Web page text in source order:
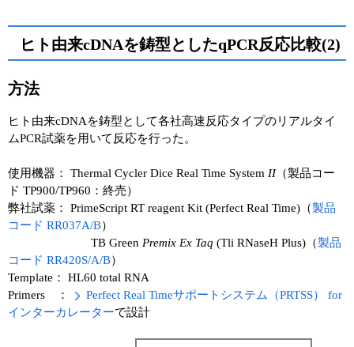
装置・ソフトウェア
リアルタイムPCR（プローブ法）
プライマー・プローブ検索・注文
機器ソフトウェア・ベクター配列ダウンロード
ラーニングセンター
実験ガイド
リアルタイムPCR実験ガイド
遺伝子検査ガイド（食品・水質・家畜他）
NGSポータルサイト
幹細胞・再生医療研究ガイド
クローニング実験ガイド
ヒト由来cDNAを鋳型としたqPCR反応比較(2)
方法
ヒト由来cDNAを鋳型として各社高速反応タイプのリアルタイ
ムPCR試薬を用いて反応を行った。
使用機器： Thermal Cycler Dice Real Time System II（製品コー
ド TP900/TP960：終売）
弊社試薬： PrimeScript RT reagent Kit (Perfect Real Time)（製品
コード RR037A/B）
TB Green Premix Ex Taq (Tli RNaseH Plus)（製品
コード RR420S/A/B）
Template： HL60 total RNA
Primers ：
Perfect Real Timeサポートシステム（PRTSS） for
インターカレーターで設計